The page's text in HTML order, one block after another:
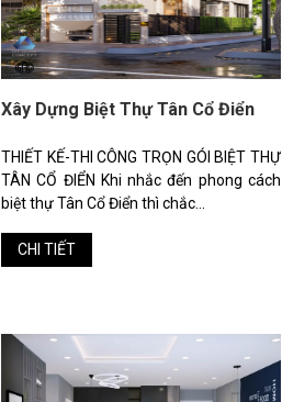
Xây Dựng Biệt Thự Tân Cổ Điển
THIẾT KẾ-THI CÔNG TRỌN GÓI BIỆT THỰ
TÂN CỔ ĐIỂN Khi nhắc đến phong cách
biệt thự Tân Cổ Điển thì chắc...
CHI TIẾT